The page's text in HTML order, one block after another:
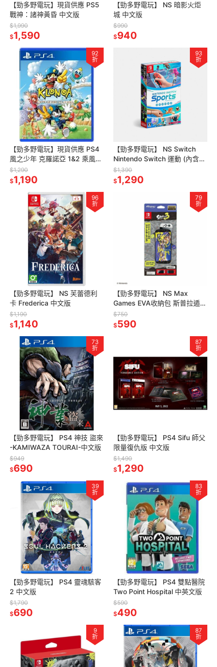
【勁多野電玩】現貨供應 PS5
戰神：諸神黃昏 中文版
$1,990
$1,590
【勁多野電玩】 NS 暗影火炬
城 中文版
$990
$940
92
折
【勁多野電玩】現貨供應 PS4
風之少年 克羅諾亞 1&2 乘風歸
來 中文版
$1,290
$1,190
93
折
【勁多野電玩】 NS Switch
Nintendo Switch 運動 (內含腿
部固定帶) 中文版
$1,390
$1,290
96
折
【勁多野電玩】 NS 芙蕾德利
卡 Frederica 中文版
$1,190
$1,140
79
折
【勁多野電玩】 NS Max
Games EVA收納包 斯普拉遁3
漆彈大作戰3式樣 A款
$750
$590
73
折
【勁多野電玩】 PS4 神技 盜來
-KAMIWAZA TOURAI-中文版
$949
$690
87
折
【勁多野電玩】 PS4 Sifu 師父
限量復仇版 中文版
$1,490
$1,290
39
折
【勁多野電玩】 PS4 靈魂駭客
2 中文版
$1,790
$690
83
折
【勁多野電玩】 PS4 雙點醫院
Two Point Hospital 中英文版
$590
$490
9
折
87
折